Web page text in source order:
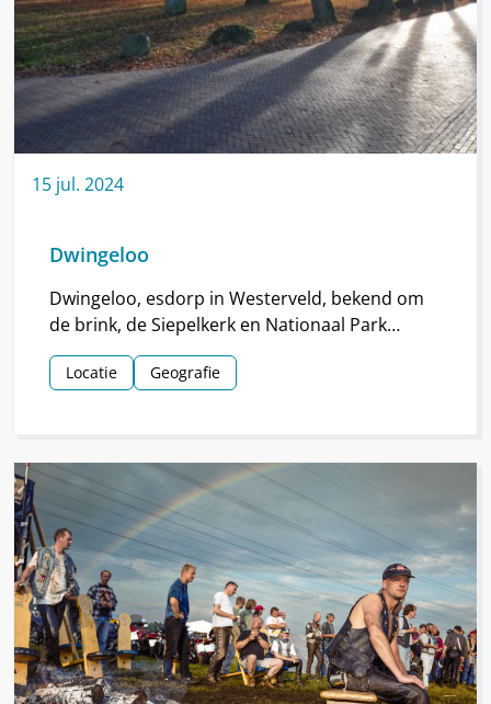
15 jul. 2024
Dwingeloo
Dwingeloo, esdorp in Westerveld, bekend om
de brink, de Siepelkerk en Nationaal Park
Dwingelderveld. Het dorp ontstond rond de
middeleeuwen.
Locatie Geografie